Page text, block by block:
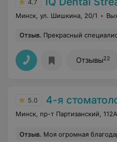
4.7
Минск, ул. Шишкина, 20/1
Отзыв. Прекрасный специалист в своей области и доктор! Очень приятная девушка и
Отзывы22
5.0 4-я
Минск, пр-т Партизанский, 112А
Отзыв. Моя огромная благодарность врачу стоматологу-ортопеду АНДРЕЮ ФЁДОРОВИЧУ, к которому обратилась по рекомендации знакомых, за быструю